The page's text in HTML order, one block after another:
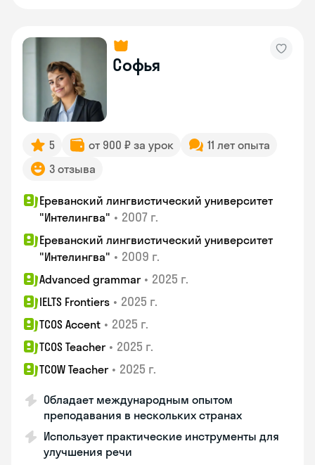
Софья
5 от 900 ₽ за урок
11 лет опыта
3 отзыва
Ереванский лингвистический университет
"Интелингва" • 2007 г.
Ереванский лингвистический университет
"Интелингва" • 2009 г.
Advanced grammar • 2025 г.
IELTS Frontiers • 2025 г.
TCOS Accent • 2025 г.
TCOS Teacher • 2025 г.
TCOW Teacher • 2025 г.
Обладает международным опытом
преподавания в нескольких странах
Использует практические инструменты для
улучшения речи